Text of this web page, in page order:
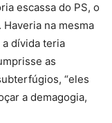
escassa do PS, o
na mesma
dívida teria
as
“eles
a demagogia,